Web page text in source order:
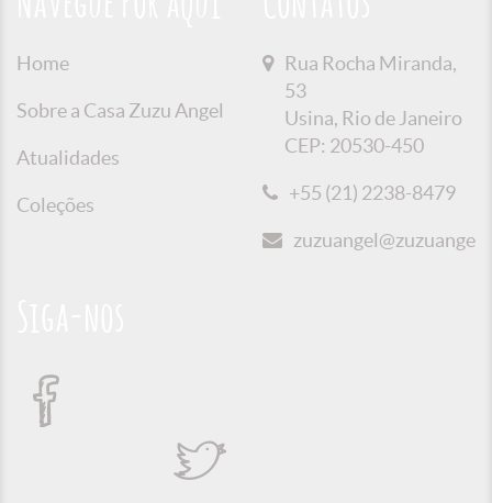
Home
Sobre a Casa Zuzu Angel
Atualidades
Coleções
Rua Rocha Miranda,
53
Usina, Rio de Janeiro
CEP: 20530-450
+55 (21) 2238-8479